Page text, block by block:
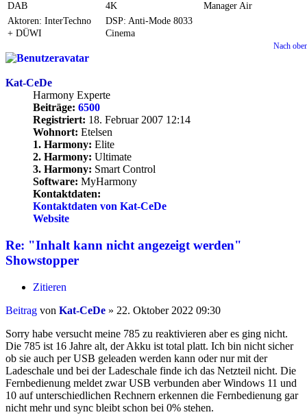
DAB
4K
Manager Air
Aktoren: InterTechno
+ DÜWI
DSP: Anti-Mode 8033
Cinema
Nach
Kat-CeDe
Harmony Experte
Beiträge: 6500
Registriert: 18. Februar 2007 12:14
Wohnort: Etelsen
1. Harmony: Elite
2. Harmony: Ultimate
3. Harmony: Smart Control
Software: MyHarmony
Kontaktdaten:
Kontaktdaten von Kat-CeDe
Website
Re: "Inhalt kann nicht angezeigt werden"
Showstopper
Zitieren
Beitrag von Kat-CeDe » 22. Oktober 2022 09:30
Sorry habe versucht meine 785 zu reaktivieren aber es ging nicht.
Die 785 ist 16 Jahre alt, der Akku ist total platt. Ich bin nicht sicher
ob sie auch per USB geleaden werden kann oder nur mit der
Ladeschale und bei der Ladeschale finde ich das Netzteil nicht. Die
Fernbedienung meldet zwar USB verbunden aber Windows 11 und
10 auf unterschiedlichen Rechnern erkennen die Fernbedienung gar
nicht mehr und sync bleibt schon bei 0% stehen.